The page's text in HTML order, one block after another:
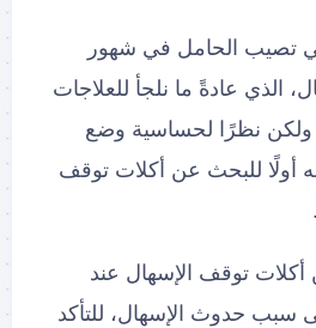
تصيب الحامل في شهور
الذي عادةً ما نلجأ للعلاجات
ولكن نظرًا لحساسية وضع
أولًا للبحث عن أكلات توقف
توقف الإسهال عند
سبب حدوث الإسهال، للتأكد